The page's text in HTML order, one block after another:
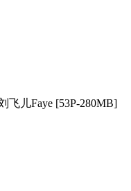
飞儿Faye [53P-280MB]